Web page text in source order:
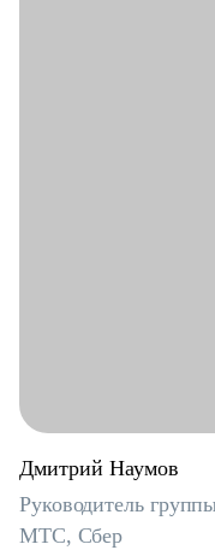
Дмитрий Наумов
Руководитель
МТС, Сбер